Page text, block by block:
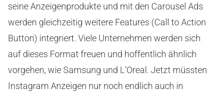
seine Anzeigenprodukte und mit den Carousel Ads
werden gleichzeitig weitere Features (Call to Action
Button) integriert. Viele Unternehmen werden sich
auf dieses Format freuen und hoffentlich ähnlich
vorgehen, wie Samsung und L’Oreal. Jetzt müssten
Instagram Anzeigen nur noch endlich auch in